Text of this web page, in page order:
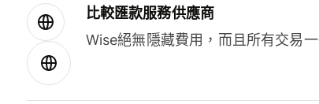
比較匯款服務供應商
Wise絕無隱藏費用，而且所有交易